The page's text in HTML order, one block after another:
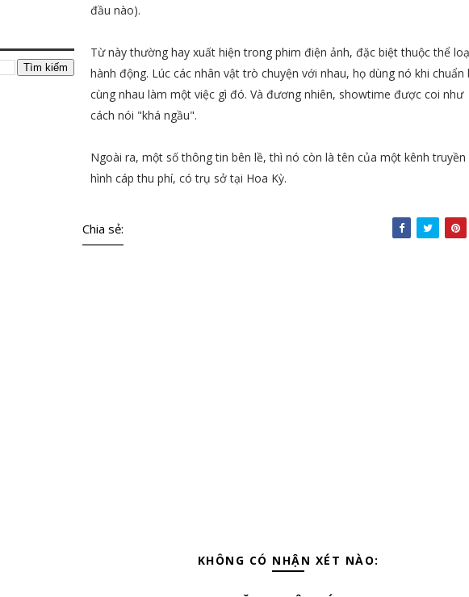
đầu nào).
Từ này thường hay xuất hiện trong phim điện ảnh, đặc biệt thuộc thể
hành động. Lúc các nhân vật trò chuyện với nhau, họ dùng nó khi chuẩn
cùng nhau làm một việc gì đó. Và đương nhiên, showtime được coi như
cách nói "khá ngầu".
Ngoài ra, một số thông tin bên lề, thì nó còn là tên của một kênh truyền
hình cáp thu phí, có trụ sở tại Hoa Kỳ.
Chia sẻ:
KHÔNG CÓ NHẬN XÉT NÀO: